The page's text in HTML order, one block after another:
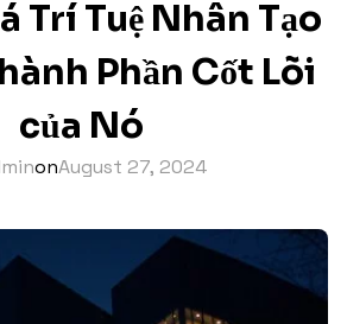
Trí Tuệ Nhân Tạo
Phần Cốt Lõi
của Nó
onAugust 27, 2024